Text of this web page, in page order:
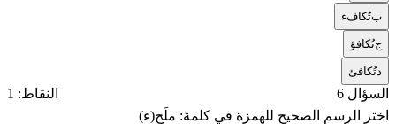
بتُكافء
جتُكافؤ
تُكافئ
السؤال 6
النقاط: 1
اختر الرسم الصحيح للهمزة في كلمة: ملَج(ء)